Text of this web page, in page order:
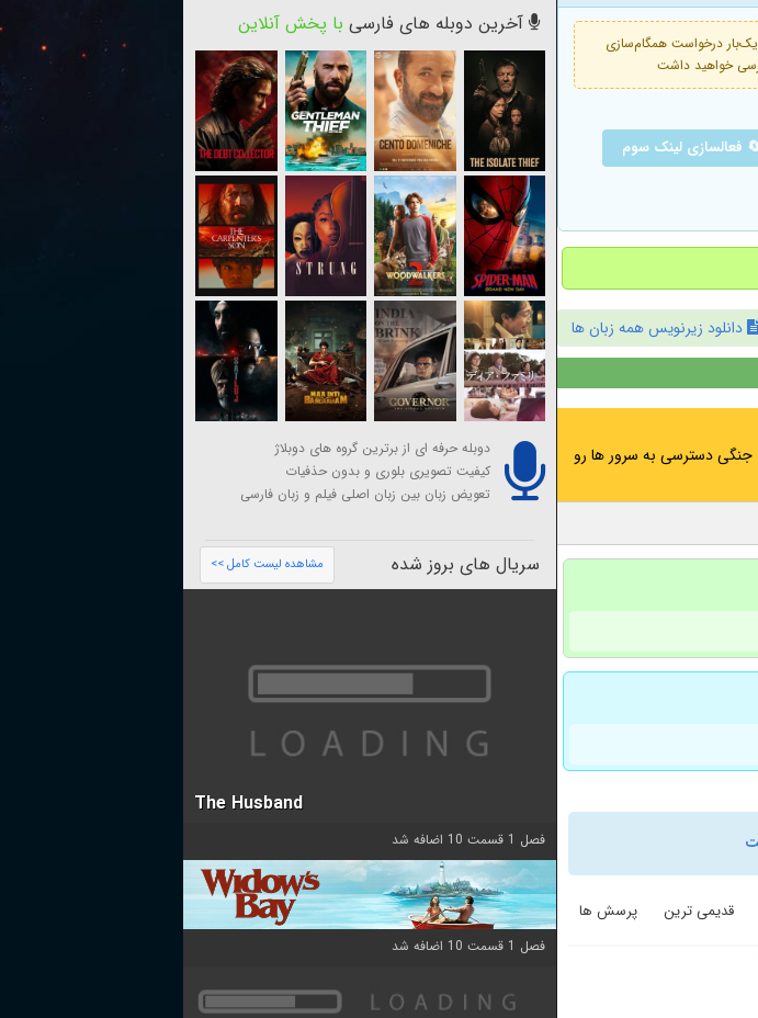
اشتراک ویژه می‌توانید هر 24 ساعت یک‌بار درخواست همگام‌سازی
فعالسازی لینک سوم
دانلود زیرنویس همه زبان ها
3 جایگزین لینک 1 شده که در شرایط جنگی دسترسی به سرور ها رو
قدیمی ترین پرسش ها
آخرین دوبله های فارسی با پخش آنلاین
دوبله حرفه ای از برترین گروه های دوبلاژ
کیفیت تصویری بلوری و بدون حذفیات
تعویض زبان بین زبان اصلی فیلم و زبان فارسی
سریال های بروز شده مشاهده لیست کامل >>
The Husband
فصل 1 قسمت 10 اضافه شد
فصل 1 قسمت 10 اضافه شد